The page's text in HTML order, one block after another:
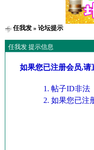
任我发» 论坛提示
任我发 提示信息
如果您已注册会员,
帖子ID非法
如果您已注